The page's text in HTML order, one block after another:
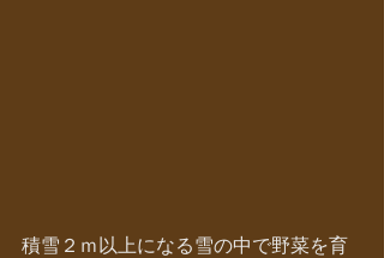
積雪２ｍ以上になる雪の中で野菜を育